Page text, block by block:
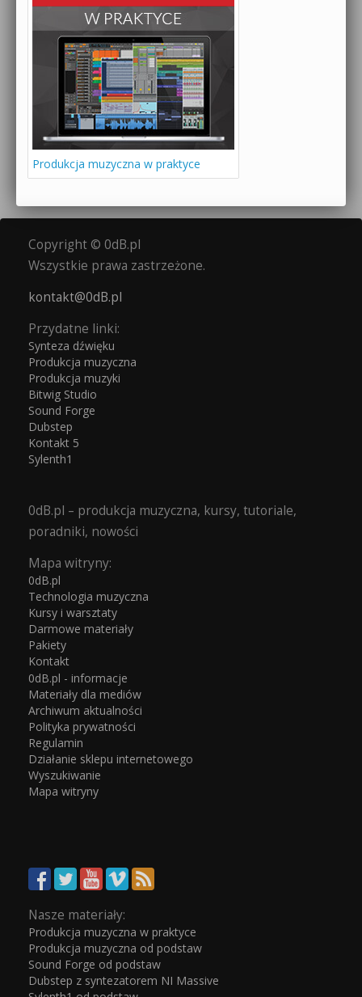
Produkcja muzyczna w praktyce
Copyright © 0dB.pl
Wszystkie prawa zastrzeżone.
kontakt@0dB.pl
Przydatne linki:
Synteza dźwięku
Produkcja muzyczna
Produkcja muzyki
Bitwig Studio
Sound Forge
Dubstep
Kontakt 5
Sylenth1
0dB.pl – produkcja muzyczna, kursy, tutoriale,
poradniki, nowości
Mapa witryny:
0dB.pl
Technologia muzyczna
Kursy i warsztaty
Darmowe materiały
Pakiety
Kontakt
0dB.pl - informacje
Materiały dla mediów
Archiwum aktualności
Polityka prywatności
Regulamin
Działanie sklepu internetowego
Wyszukiwanie
Mapa witryny
Nasze materiały:
Produkcja muzyczna w praktyce
Produkcja muzyczna od podstaw
Sound Forge od podstaw
Dubstep z syntezatorem NI Massive